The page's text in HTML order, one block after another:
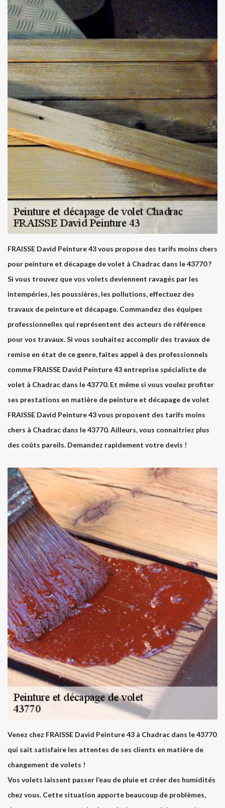
FRAISSE David Peinture 43 vous propose des tarifs moins chers
pour peinture et décapage de volet à Chadrac dans le 43770 ?
Si vous trouvez que vos volets deviennent ravagés par les
intempéries, les poussières, les pollutions, effectuez des
travaux de peinture et décapage. Commandez des équipes
professionnelles qui représentent des acteurs de référence
pour vos travaux. Si vous souhaitez accomplir des travaux de
remise en état de ce genre, faites appel à des professionnels
comme FRAISSE David Peinture 43 entreprise spécialiste de
volet à Chadrac dans le 43770. Et même si vous voulez profiter
ses prestations en matière de peinture et décapage de volet
FRAISSE David Peinture 43 vous proposent des tarifs moins
chers à Chadrac dans le 43770. Ailleurs, vous connaitriez plus
des coûts pareils. Demandez rapidement votre devis !
Venez chez FRAISSE David Peinture 43 à Chadrac dans le 43770
qui sait satisfaire les attentes de ses clients en matière de
changement de volets !
Vos volets laissent passer l’eau de pluie et créer des humidités
chez vous. Cette situation apporte beaucoup de problèmes,